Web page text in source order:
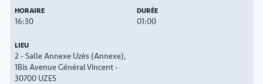
16:30 01:00
2 - Salle Annexe Uzès (Annexe),
1Bis Avenue Général Vincent -
30700 UZES